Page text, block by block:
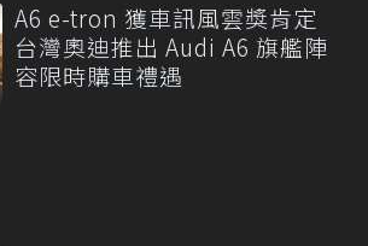
A6 e-tron 獲車訊風雲獎肯定
台灣奧迪推出 Audi A6 旗艦陣
容限時購車禮遇